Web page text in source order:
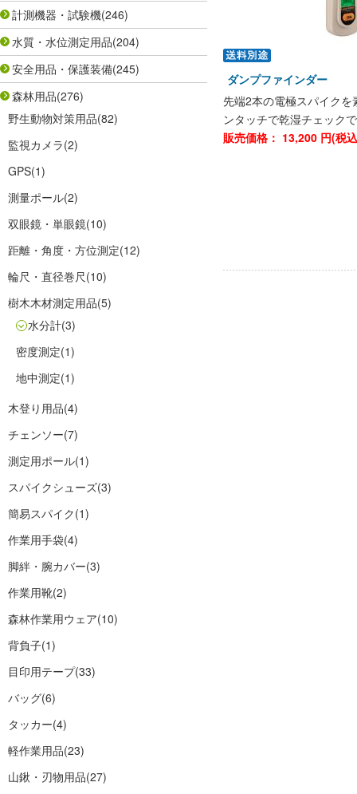
計測機器・試験機(246)
水質・水位測定用品(204)
安全用品・保護装備(245)
森林用品(276)
野生動物対策用品(82)
監視カメラ(2)
GPS(1)
測量ポール(2)
双眼鏡・単眼鏡(10)
距離・角度・方位測定(12)
輪尺・直径巻尺(10)
樹木木材測定用品(5)
水分計(3)
密度測定(1)
地中測定(1)
木登り用品(4)
チェンソー(7)
測定用ポール(1)
スパイクシューズ(3)
簡易スパイク(1)
作業用手袋(4)
脚絆・腕カバー(3)
作業用靴(2)
森林作業用ウェア(10)
背負子(1)
目印用テープ(33)
バッグ(6)
タッカー(4)
軽作業用品(23)
山鍬・刃物用品(27)
ダンプファインダー
先端2本の電極スパイク
ンタッチで乾湿チェック
販売価格： 13,200 円(税